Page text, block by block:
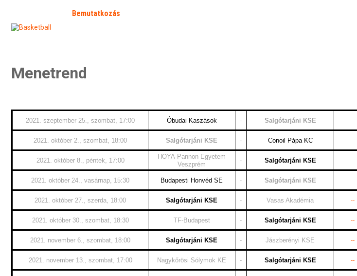
Bemutatkozás
Menetrend
2021. szeptember 25., szombat, 17:00 Óbudai Kaszások - Salgótarjáni KSE
2021. október 2., szombat, 18:00 Salgótarjáni KSE - Conoil Pápa KC
2021. október 8., péntek, 17:00
HOYA-Pannon Egyetem
Veszprém
- Salgótarjáni KSE
2021. október 24., vasárnap, 15:30 Budapesti Honvéd SE - Salgótarjáni KSE
2021. október 27., szerda, 18:00 Salgótarjáni KSE - Vasas Akadémia --
2021. október 30., szombat, 18:30 TF-Budapest - Salgótarjáni KSE --
2021. november 6., szombat, 18:00 Salgótarjáni KSE - Jászberényi KSE --
2021. november 13., szombat, 17:00 Nagykőrösi Sólymok KE - Salgótarjáni KSE --